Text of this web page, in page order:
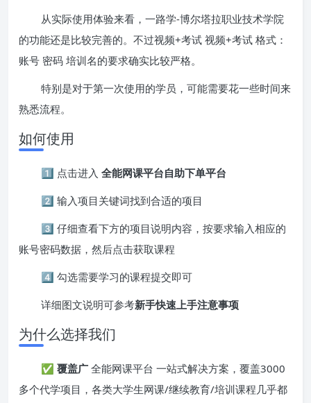
从实际使用体验来看，一路学-博尔塔拉职业技术学院
的功能还是比较完善的。不过视频+考试 视频+考试 格式：
账号 密码 培训名的要求确实比较严格。
特别是对于第一次使用的学员，可能需要花一些时间来
熟悉流程。
如何使用
1️⃣ 点击进入 全能网课平台自助下单平台
2️⃣ 输入项目关键词找到合适的项目
3️⃣ 仔细查看下方的项目说明内容，按要求输入相应的
账号密码数据，然后点击获取课程
4️⃣ 勾选需要学习的课程提交即可
详细图文说明可参考新手快速上手注意事项
为什么选择我们
✅ 覆盖广 全能网课平台 一站式解决方案，覆盖3000
多个代学项目，各类大学生网课/继续教育/培训课程几乎都